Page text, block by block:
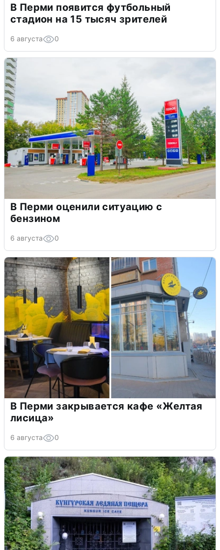
В Перми появится футбольный
стадион на 15 тысяч зрителей
6 августа 0
В Перми оценили ситуацию с
бензином
6 августа 0
В Перми закрывается кафе «Желтая
лисица»
6 августа 0